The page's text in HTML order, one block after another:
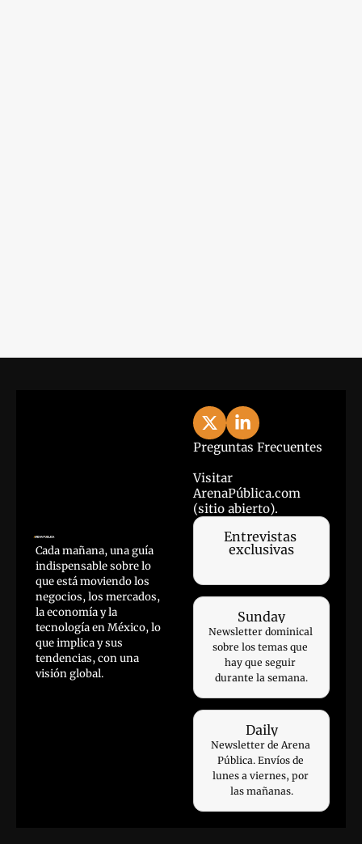
Cada mañana, una guía
indispensable sobre lo
que está moviendo los
negocios, los mercados,
la economía y la
tecnología en México, lo
que implica y sus
tendencias, con una
visión global.
Preguntas Frecuentes
Visitar
ArenaPública.com
(sitio abierto).
Entrevistas
exclusivas
Sunday
Newsletter dominical
sobre los temas que
hay que seguir
durante la semana.
Daily
Newsletter de Arena
Pública. Envíos de
lunes a viernes, por
las mañanas.